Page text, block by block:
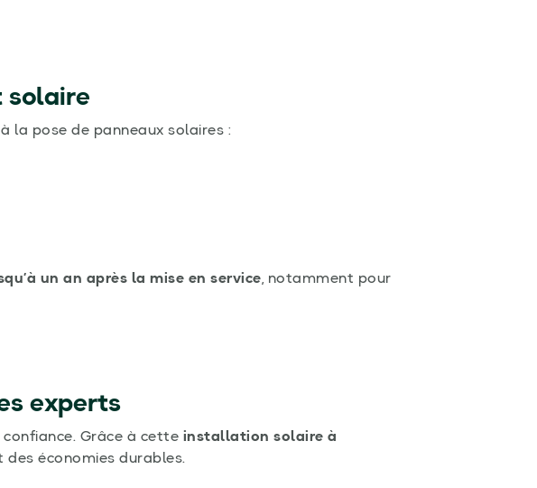
solaire
la pose de panneaux solaires :
un an après la mise en service, notamment pour
experts
confiance. Grâce à cette installation solaire à
des économies durables.